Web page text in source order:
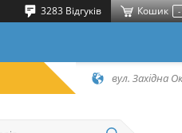
3283 Відгуків Кошик -
вул. Західна